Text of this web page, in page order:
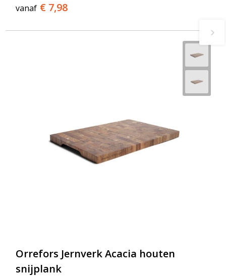
vanaf € 7,98
Orrefors Jernverk Acacia houten
snijplank